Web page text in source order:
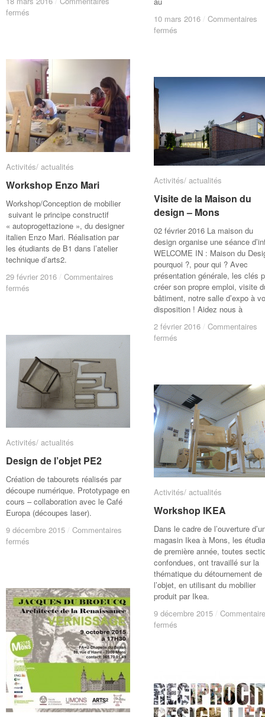
fermés
matériau
Vinyle
24/03/16
fermés
matériau
Vinyle
24/03/16
10 mars 2016 / Commentaires
fermés
10 mars 2016 / Commentaires
fermés
Activités/ actualités
Workshop Enzo Mari
Workshop/Conception de mobilier
suivant le principe constructif
« autoprogettazione », du designer
italien Enzo Mari. Réalisation par
les étudiants de B1 dans l’atelier
technique d’arts2.
29 février 2016 / Commentaires
fermés
Activités/ actualités
Workshop Enzo Mari
29 février 2016 / Commentaires
fermés
Activités/ actualités
Visite de la Maison du
design – Mons
02 février 2016 La maison du
design organise une séance
WELCOME IN : Maison du
pourquoi ?, pour qui ? Avec
présentation générale, les clés
créer son propre emploi, visite
bâtiment, notre salle d’expo à
disposition ! Aidez nous à
2 février 2016 / Commentaires
fermés
Maison
du
design
–
Mons
Activités/ actualités
Visite de la Maison du
design – Mons
2 février 2016 / Commentaires
fermés
Maison
du
design
–
Mons
Activités/ actualités
Design de l’objet PE2
Création de tabourets réalisés par
découpe numérique. Prototypage en
cours – collaboration avec le Café
Europa (découpes laser).
9 décembre 2015 / Commentaires
fermés
PE2
Activités/ actualités
Design de l’objet PE2
9 décembre 2015 / Commentaires
fermés
PE2
Activités/ actualités
Workshop IKEA
Dans le cadre de l’ouverture
magasin Ikea à Mons, les
de première année, toutes
confondues, ont travaillé sur la
thématique du détournement de
l’objet, en utilisant du mobilier
produit par Ikea.
9 décembre 2015 /
fermés
Activités/ actualités
Workshop IKEA
9 décembre 2015 /
fermés